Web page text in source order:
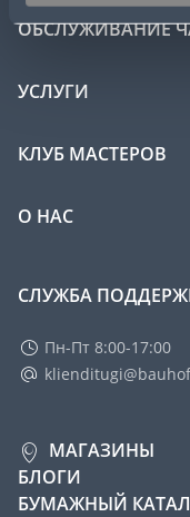
ОБСЛУЖИВАНИЕ
УСЛУГИ
КЛУБ МАСТЕРОВ
О НАС
СЛУЖБА
Пн-Пт 8:00-17:00
МАГАЗИНЫ
БЛОГИ
БУМАЖНЫЙ